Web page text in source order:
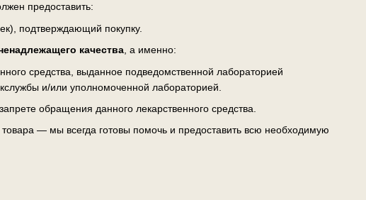
предоставить:
подтверждающий покупку.
качества, а именно:
средства, выданное подведомственной лабораторией
и/или уполномоченной лабораторией.
обращения данного лекарственного средства.
товара — мы всегда готовы помочь и предоставить всю необходимую